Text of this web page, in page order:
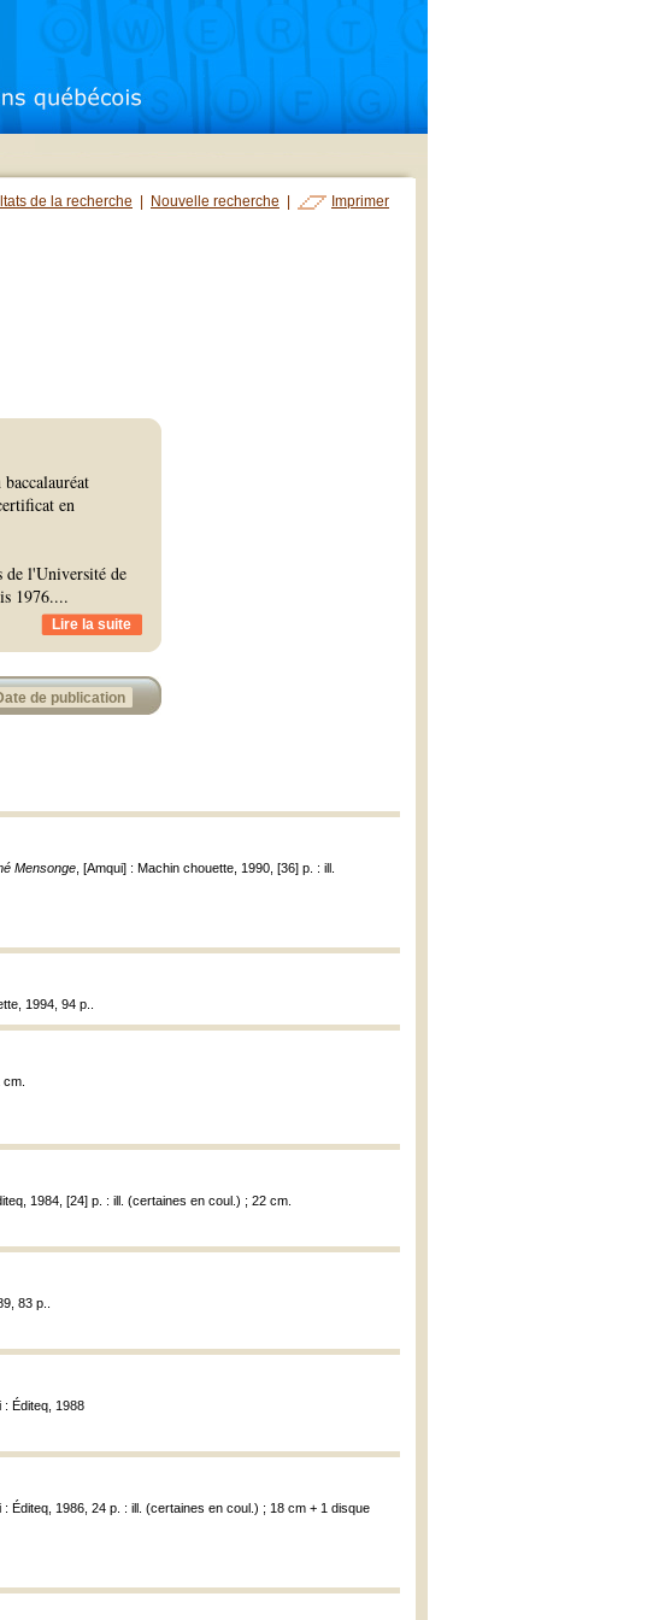
de la recherche Nouvelle recherche Imprimer
en
de l'Université de
1976....
Lire la suite
de publication
Mensonge , [Amqui] : Machin chouette, 1990, [36] p. : ill.
1994, 94 p..
1984, [24] p. : ill. (certaines en coul.) ; 22 cm.
83 p..
: Éditeq, 1988
: Éditeq, 1986, 24 p. : ill. (certaines en coul.) ; 18 cm + 1 disque